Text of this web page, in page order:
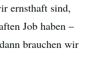
ernsthaft sind,
Job haben –
brauchen wir